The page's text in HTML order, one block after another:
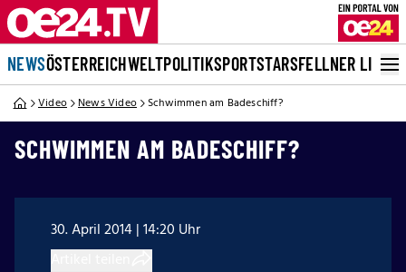
NEWSÖSTERREICHWELTPOLITIKSPORTSTARSFELLNER LIVE
Video News Video Schwimmen am Badeschiff?
SCHWIMMEN AM BADESCHIFF?
30. April 2014 | 14:20 Uhr